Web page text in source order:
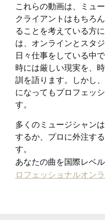
これらの動画は、ミュ
クライアントはもちろ
ることを考えている方
は、オンラインとスタ
日々仕事をしている中
時には厳しい現実を、
訓を語ります。しかし
になってもプロフェッ
す。
多くのミュージシャン
するか、プロに外注す
す。
あなたの曲を国際レベ
ロフェッショナルオン